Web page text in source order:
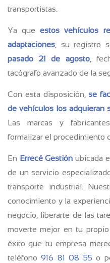
transportistas.
Ya queestos vehículos
adaptaciones , su registro
pasado 21 de agosto,
tacógrafo avanzado de la
Con esta disposición,se
de vehículos los adquieran
Las marcas y
formalizar el procedimiento
En Errecé Gestión ubicada
de un servicio
transporte industrial.
conocimiento y la
negocio, liberarte de las
moverte mejor en tu
éxito que tu empresa
teléfono916 81 08 55 o